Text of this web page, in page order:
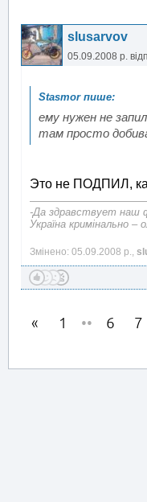
slusarvov
05.09.2008 р.
ему нужен не
там просто
Это не ПОДПИЛ,
-Да здравствует наш
Україна кримінально –
Змінено: 05.09.2008 р.,
1 •• 6 7